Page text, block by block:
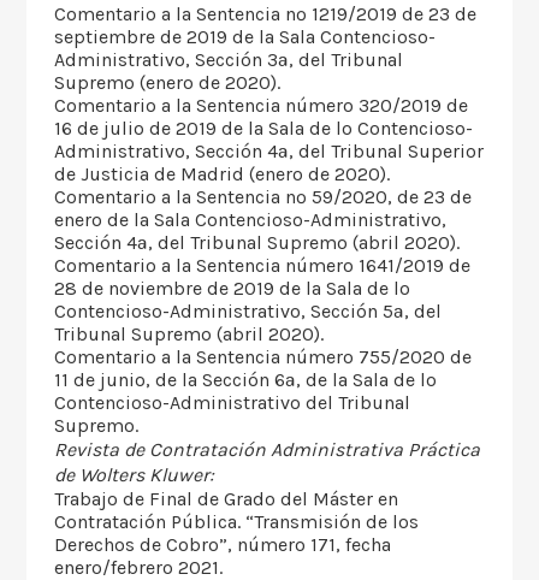
Comentario a la Sentencia nº 1219/2019 de 23 de
septiembre de 2019 de la Sala Contencioso-
Administrativo, Sección 3ª, del Tribunal
Supremo (enero de 2020).
Comentario a la Sentencia número 320/2019 de
16 de julio de 2019 de la Sala de lo Contencioso-
Administrativo, Sección 4ª, del Tribunal Superior
de Justicia de Madrid (enero de 2020).
Comentario a la Sentencia nº 59/2020, de 23 de
enero de la Sala Contencioso-Administrativo,
Sección 4ª, del Tribunal Supremo (abril 2020).
Comentario a la Sentencia número 1641/2019 de
28 de noviembre de 2019 de la Sala de lo
Contencioso-Administrativo, Sección 5ª, del
Tribunal Supremo (abril 2020).
Comentario a la Sentencia número 755/2020 de
11 de junio, de la Sección 6ª, de la Sala de lo
Contencioso-Administrativo del Tribunal
Supremo.
Revista de Contratación Administrativa Práctica
de Wolters Kluwer:
Trabajo de Final de Grado del Máster en
Contratación Pública. “Transmisión de los
Derechos de Cobro”, número 171, fecha
enero/febrero 2021.